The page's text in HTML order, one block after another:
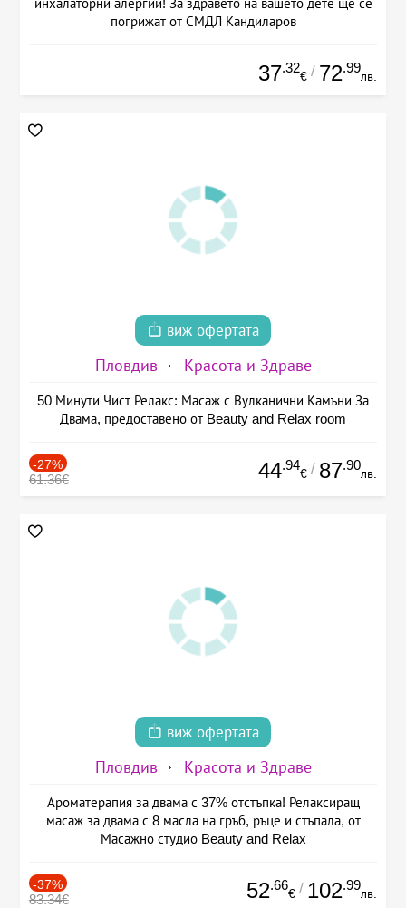
погрижат от СМДЛ Кандиларов
37.32
€ / 72.99
лв.
виж офертата
Пловдив Красота и Здраве
50 Минути Чист Релакс: Масаж с Вулканични Камъни За
Двама, предоставено от Beauty and Relax room
-27%
61.36€ 44.94
€ / 87.90
лв.
виж офертата
Пловдив Красота и Здраве
Ароматерапия за двама с 37% отстъпка! Релаксиращ
масаж за двама с 8 масла на гръб, ръце и стъпала, от
Масажно студио Beauty and Relax
-37%
83.34€ 52.66
€ / 102.99
лв.